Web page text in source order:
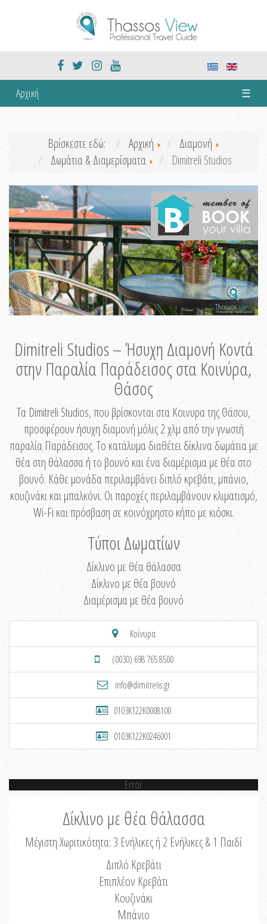
Αρχική ☰
Βρίσκεστε εδώ: Αρχική
Διαμονή
Δωμάτια & Διαμερίσματα
Dimitreli Studios
Dimitreli Studios – Ήσυχη Διαμονή Κοντά
στην Παραλία Παράδεισος στα Κοινύρα,
Θάσος
Τα Dimitreli Studios, που βρίσκονται στα Κοινυρα της Θάσου,
προσφέρουν ήσυχη διαμονή μόλις 2 χλμ από την γνωστή
παραλία Παράδεισος. Το κατάλυμα διαθέτει δίκλινα δωμάτια με
θέα στη θάλασσα ή το βουνό και ένα διαμέρισμα με θέα στο
βουνό. Κάθε μονάδα περιλαμβάνει διπλό κρεβάτι, μπάνιο,
κουζινάκι και μπαλκόνι. Οι παροχές περιλαμβάνουν κλιματισμό,
Wi-Fi και πρόσβαση σε κοινόχρηστο κήπο με κιόσκι.
Τύποι Δωματίων
Δίκλινο με θέα θάλασσα
Δίκλινο με θέα βουνό
Διαμέρισμα με θέα βουνό
Κοίνυρα
(0030) 698 765 8500
info@dimitrelis.gr
0103K122K0008100
0103K122K0246001
Error
Δίκλινο με θέα θάλασσα
Μέγιστη Χωριτικότητα: 3 Ενήλικες ή 2 Ενήλικες & 1 Παιδί
Διπλό Κρεβάτι
Επιπλέον Κρεβάτι
Κουζινάκι
Μπάνιο